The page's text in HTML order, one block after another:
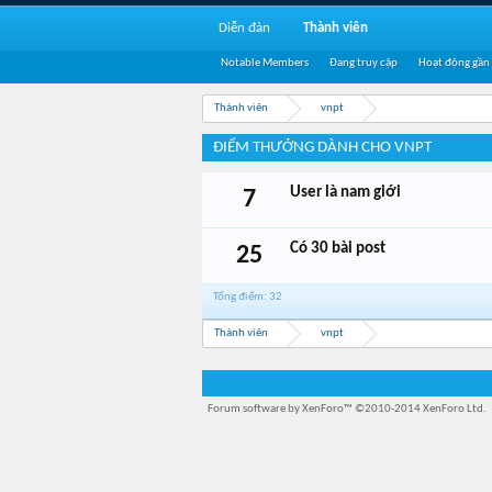
Thành viên vnpt
ĐIỂM THƯỞNG DÀNH CHO VNPT
7 User là nam giới
25 Có 30 bài post
Tổng điểm: 32
Thành viên vnpt
Diễn đàn Thành viên
Notable Members Đang truy cập Hoạt động gần
Forum software by XenForo™ ©2010-2014 XenForo Ltd.